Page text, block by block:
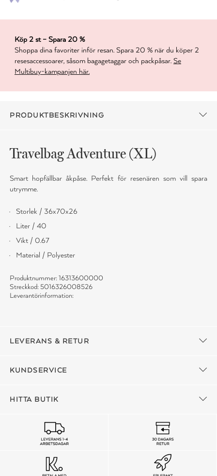
Köp 2 st – Spara 20 %
Shoppa dina favoriter inför resan. Spara 20 % när du köper 2
resesaccessoarer, såsom bagagetaggar och packpåsar. Se
Multibuy-kampanjen här.
PRODUKTBESKRIVNING
Travelbag Adventure (XL)
Smart hopfällbar åkpåse. Perfekt för resenären som vill spara
utrymme.
Storlek / 36x70x26
Liter / 40
Vikt / 0.67
Material / Polyester
Produktnummer: 16313600000
Streckkod: 5016326008526
Leverantörinformation:
LEVERANS & RETUR
KUNDSERVICE
HITTA BUTIK